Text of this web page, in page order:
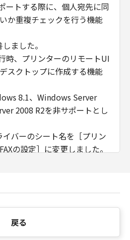
ートする際に、個人宛先に同
か重複チェックを行う機能
ました。
時、プリンターのリモートUI
スクトップに作成する機能
8.1、Windows Server
2008 R2を非サポートとし
バーのシート名を［プリン
の設定］に変更しました。
対応しました。
戻る